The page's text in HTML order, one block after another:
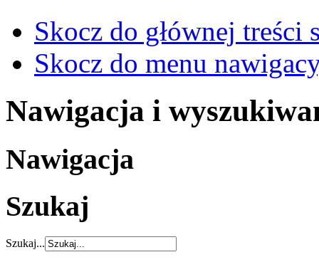
Skocz do głównej treści
Skocz do menu
Nawigacja i
Nawigacja
Szukaj
Szukaj...